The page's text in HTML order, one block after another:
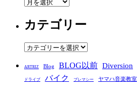
カ
イ
ブ
カテゴリー
カ
ゴ
リ
ARTRIZ Blog BLOG以前 Diversion
ドライブ バイク プレマシー ヤマハ音楽教室